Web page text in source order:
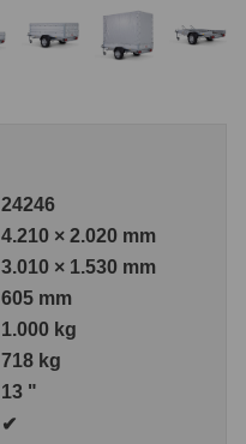
24246
4.210 × 2.020 mm
3.010 × 1.530 mm
605 mm
1.000 kg
718 kg
13 "
✔